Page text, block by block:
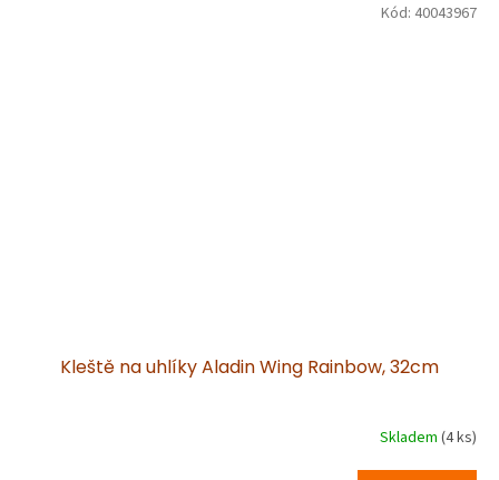
Kleště na uhlíky Aladin Wing Rainbow, 32cm
Skladem (4 ks)
Kód: 40043967